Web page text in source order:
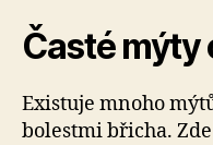
Časté mýty
Existuje mnoho
bolestmi břicha.